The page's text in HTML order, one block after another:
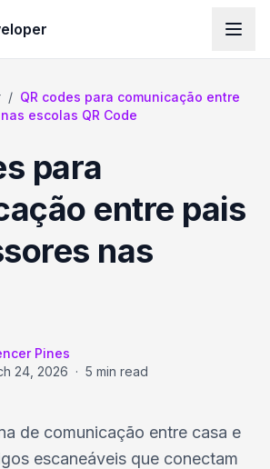
/ QR codes para comunicação entre
escolas QR Code
para
entre pais
nas
Pines
24, 2026 · 5 min read
de comunicação entre casa e
escaneáveis que conectam